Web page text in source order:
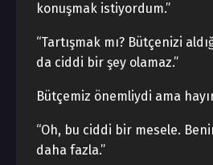
konuşmak istiyordum.”
“Tartışmak mı? Bütçenizi
da ciddi bir şey olamaz.”
Bütçemiz önemliydi ama
“Oh, bu ciddi bir mesele.
daha fazla.”